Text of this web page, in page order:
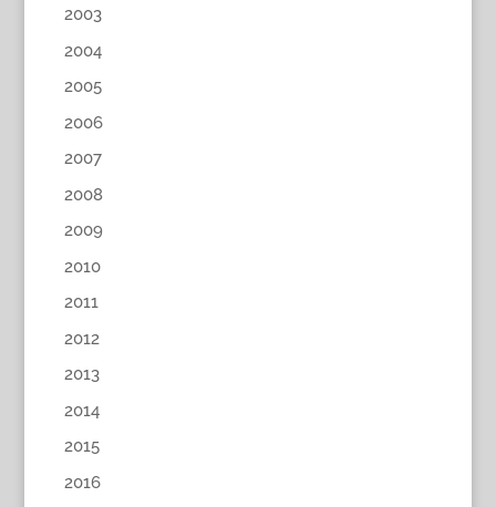
2003
2004
2005
2006
2007
2008
2009
2010
2011
2012
2013
2014
2015
2016